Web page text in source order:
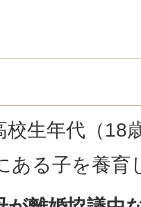
校生年代（18
ある子を養育